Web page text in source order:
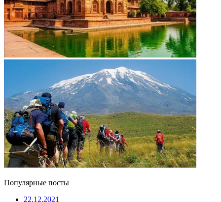
Популярные посты
22.12.2021